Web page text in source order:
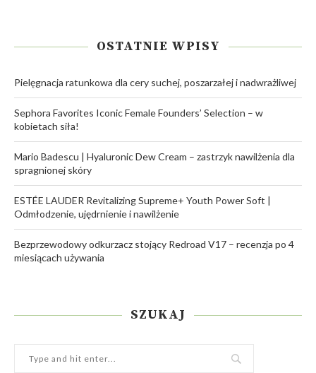
OSTATNIE WPISY
Pielęgnacja ratunkowa dla cery suchej, poszarzałej i nadwrażliwej
Sephora Favorites Iconic Female Founders’ Selection – w
kobietach siła!
Mario Badescu | Hyaluronic Dew Cream – zastrzyk nawilżenia dla
spragnionej skóry
ESTÉE LAUDER Revitalizing Supreme+ Youth Power Soft |
Odmłodzenie, ujędrnienie i nawilżenie
Bezprzewodowy odkurzacz stojący Redroad V17 – recenzja po 4
miesiącach używania
SZUKAJ